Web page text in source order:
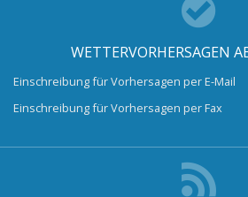
WETTERVORHERSAGEN
Einschreibung für Vorhersagen per E-Mail
Einschreibung für Vorhersagen per Fax